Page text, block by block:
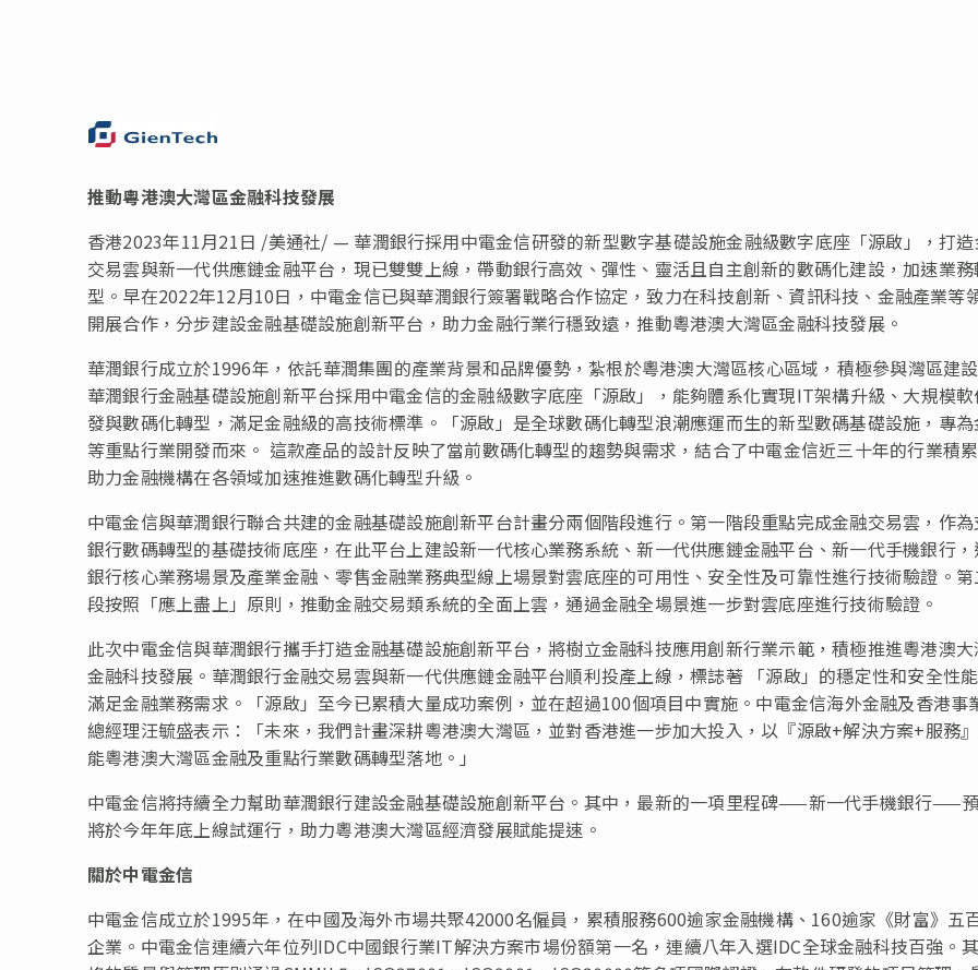
推動粵港澳大灣區金融科技發展
香港2023年11月21日 /美通社/ — 華潤銀行採用中電金信研發的新型數字基礎設施金融級數字底座「源啟」，打
交易雲與新一代供應鏈金融平台，現已雙雙上線，帶動銀行高效、彈性、靈活且自主創新的數碼化建設，加速業務
型。早在2022年12月10日，中電金信已與華潤銀行簽署戰略合作協定，致力在科技創新、資訊科技、金融產業等
開展合作，分步建設金融基礎設施創新平台，助力金融行業行穩致遠，推動粵港澳大灣區金融科技發展。
華潤銀行成立於1996年，依託華潤集團的產業背景和品牌優勢，紮根於粵港澳大灣區核心區域，積極參與灣區建設
華潤銀行金融基礎設施創新平台採用中電金信的金融級數字底座「源啟」，能夠體系化實現IT架構升級、大規模軟
發與數碼化轉型，滿足金融級的高技術標準。「源啟」是全球數碼化轉型浪潮應運而生的新型數碼基礎設施，專
等重點行業開發而來。 這款產品的設計反映了當前數碼化轉型的趨勢與需求，結合了中電金信近三十年的行業積累
助力金融機構在各領域加速推進數碼化轉型升級。
中電金信與華潤銀行聯合共建的金融基礎設施創新平台計畫分兩個階段進行。第一階段重點完成金融交易雲，作
銀行數碼轉型的基礎技術底座，在此平台上建設新一代核心業務系統、新一代供應鏈金融平台、新一代手機銀行，
銀行核心業務場景及產業金融、零售金融業務典型線上場景對雲底座的可用性、安全性及可靠性進行技術驗證。
段按照「應上盡上」原則，推動金融交易類系統的全面上雲，通過金融全場景進一步對雲底座進行技術驗證。
此次中電金信與華潤銀行攜手打造金融基礎設施創新平台，將樹立金融科技應用創新行業示範，積極推進粵港澳
金融科技發展。華潤銀行金融交易雲與新一代供應鏈金融平台順利投產上線，標誌著 「源啟」的穩定性和安全性
滿足金融業務需求。「源啟」至今已累積大量成功案例，並在超過100個項目中實施。中電金信海外金融及香港事
總經理汪毓盛表示：「未來，我們計畫深耕粵港澳大灣區，並對香港進一步加大投入，以『源啟+解決方案+服務
能粵港澳大灣區金融及重點行業數碼轉型落地。」
中電金信將持續全力幫助華潤銀行建設金融基礎設施創新平台。其中，最新的一項里程碑——新一代手機銀行——
將於今年年底上線試運行，助力粵港澳大灣區經濟發展賦能提速。
關於中電金信
中電金信成立於1995年，在中國及海外市場共聚42000名僱員，累積服務600逾家金融機構、160逾家《財富》五
企業。中電金信連續六年位列IDC中國銀行業IT解決方案市場份額第一名，連續八年入選IDC全球金融科技百強。